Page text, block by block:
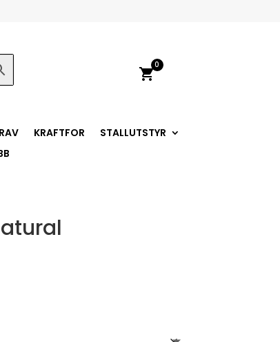
shopping_cart
0
KRAFTFOR
STALLUTSTYR